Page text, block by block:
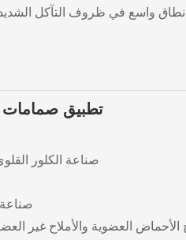
تطبيق صمامات
صناعة الكلور
صناعة
الأحماض العضوية والأملاح غير